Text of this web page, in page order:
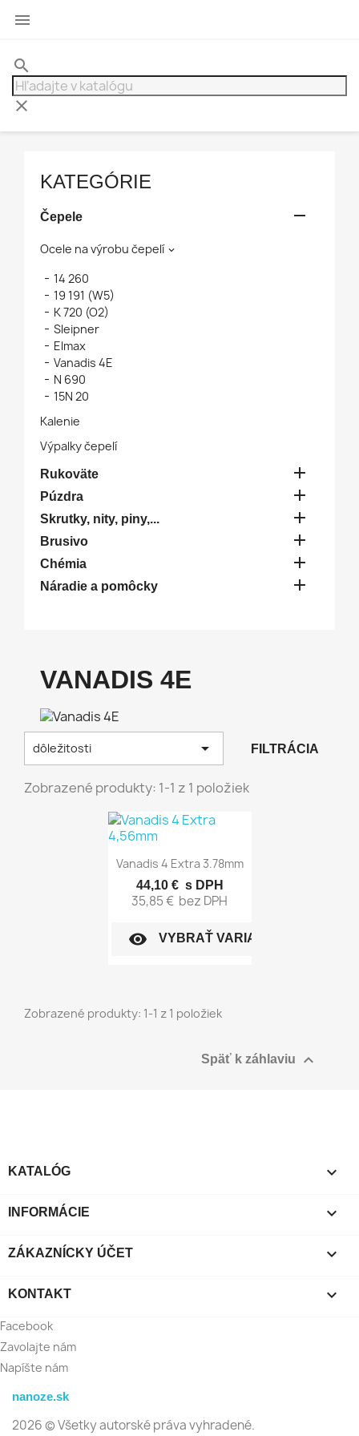

search
clear
KATEGÓRIE
Čepele 
Ocele na výrobu čepelí 
14 260
19 191 (W5)
K 720 (O2)
Sleipner
Elmax
Vanadis 4E
N 690
15N 20
Kalenie
Výpalky čepelí
Rukoväte 
Púzdra 
Skrutky, nity, piny,... 
Brusivo 
Chémia 
Náradie a pomôcky 
VANADIS 4E
dôležitosti  FILTRÁCIA
Zobrazené produkty: 1-1 z 1 položiek
Rýchly náhľad
Vanadis 4 Extra 3.78mm
44,10 € s DPH
35,85 € bez DPH
visibility VYBRAŤ VARIANT
Zobrazené produkty: 1-1 z 1 položiek
Späť k záhlaviu 
KATALÓG 
INFORMÁCIE 
ZÁKAZNÍCKY ÚČET 
KONTAKT 
Facebook
Zavolajte nám
Napíšte nám
nanoze.sk
2026 © Všetky autorské práva vyhradené.